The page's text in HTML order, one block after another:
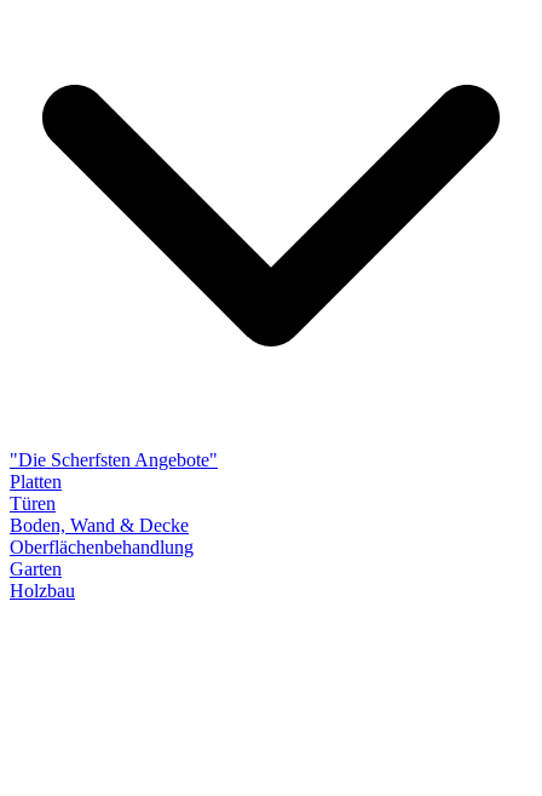
"Die Scherfsten Angebote"
Platten
Türen
Boden, Wand & Decke
Oberflächenbehandlung
Garten
Holzbau